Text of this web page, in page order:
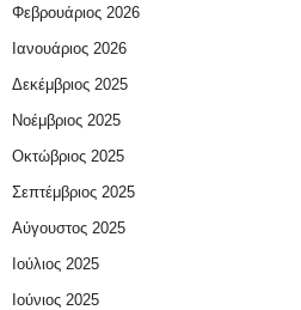
Φεβρουάριος 2026
Ιανουάριος 2026
Δεκέμβριος 2025
Νοέμβριος 2025
Οκτώβριος 2025
Σεπτέμβριος 2025
Αύγουστος 2025
Ιούλιος 2025
Ιούνιος 2025